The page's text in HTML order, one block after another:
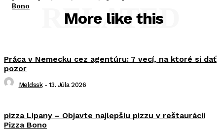
Bono
More like this
RELATED
Práca v Nemecku cez agentúru: 7 vecí, na ktoré si dať
pozor
Meldssk - 13. Júla 2026
pizza Lipany – Objavte najlepšiu pizzu v reštaurácii
Pizza Bono